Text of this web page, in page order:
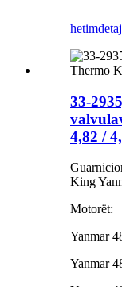
hetimdetaj
33-
4,82 /
King
Motorët:
Yanmar
Yanmar